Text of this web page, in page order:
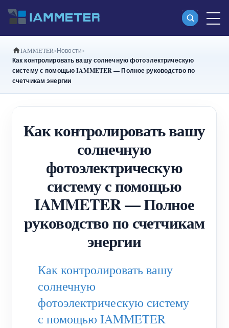
Продукты
Однофазный Wi-Fi-счетчик энергии
(WEM3080)
Трехфазный Wi-Fi-счетчик энергии
(WEM3080T)
Трехфазный Wi-Fi-счетчик энергии
(WEM3046T)
(WEM3050T)
WiFi-контроллер мощности
IAMMETER Cloud Pro
Сервис самостоятельного размещения
Зарядное устройство EV
IAMMETER Новости
Как контролировать вашу солнечную фотоэлектрическую
систему с помощью IAMMETER — Полное руководство по
счетчикам энергии
Как контролировать вашу
солнечную
фотоэлектрическую
систему с помощью
IAMMETER — Полное
руководство по счетчикам
энергии
Как контролировать вашу
солнечную
фотоэлектрическую систему
с помощью IAMMETER